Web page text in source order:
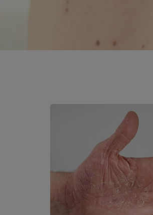
Alters- und Pigmentflecken
Couperose / Rosacea
Eingewachsener Nagel
Erhabenes Muttermal
Geschlechtskrankheiten
Gürtelrose / Herpes Zoster
Haarausfall